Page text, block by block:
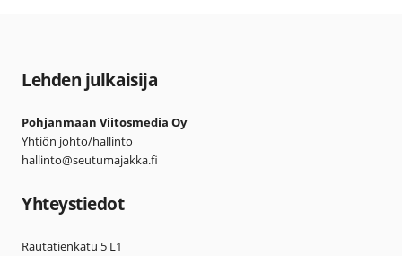
Lehden julkaisija
Pohjanmaan Viitosmedia Oy
Yhtiön johto/hallinto
hallinto@seutumajakka.fi
Yhteystiedot
Rautatienkatu 5 L1